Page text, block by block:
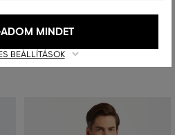
Ft 171 990 Ft
XXXL
BEÁLLÍTÁSOK
MINDET